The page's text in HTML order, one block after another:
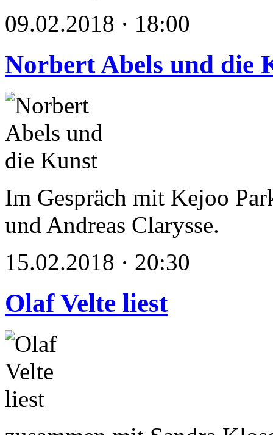
09.02.2018 · 18:00
Norbert Abels und die
Im Gespräch mit Kejoo
und Andreas Clarysse.
15.02.2018 · 20:30
Olaf Velte liest